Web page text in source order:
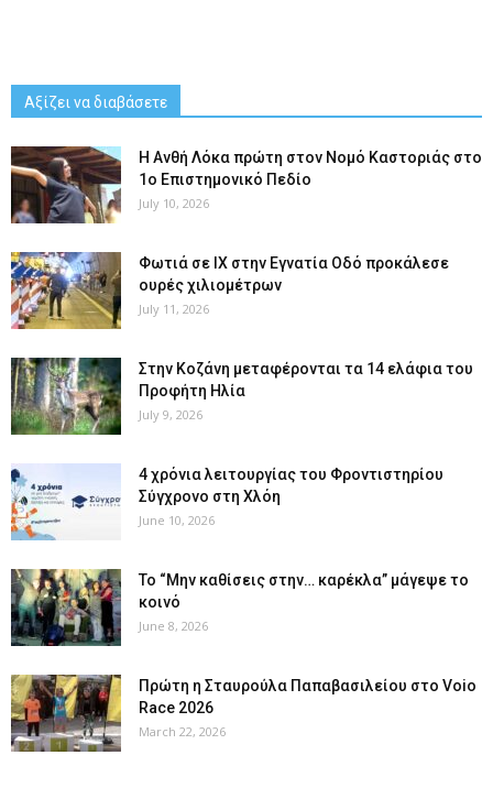
Αξίζει να διαβάσετε
Η Ανθή Λόκα πρώτη στον Νομό Καστοριάς στο
1ο Επιστημονικό Πεδίο
July 10, 2026
Φωτιά σε ΙΧ στην Εγνατία Οδό προκάλεσε
ουρές χιλιομέτρων
July 11, 2026
Στην Κοζάνη μεταφέρονται τα 14 ελάφια του
Προφήτη Ηλία
July 9, 2026
4 χρόνια λειτουργίας του Φροντιστηρίου
Σύγχρονο στη Χλόη
June 10, 2026
Το “Μην καθίσεις στην… καρέκλα” μάγεψε το
κοινό
June 8, 2026
Πρώτη η Σταυρούλα Παπαβασιλείου στο Voio
Race 2026
March 22, 2026